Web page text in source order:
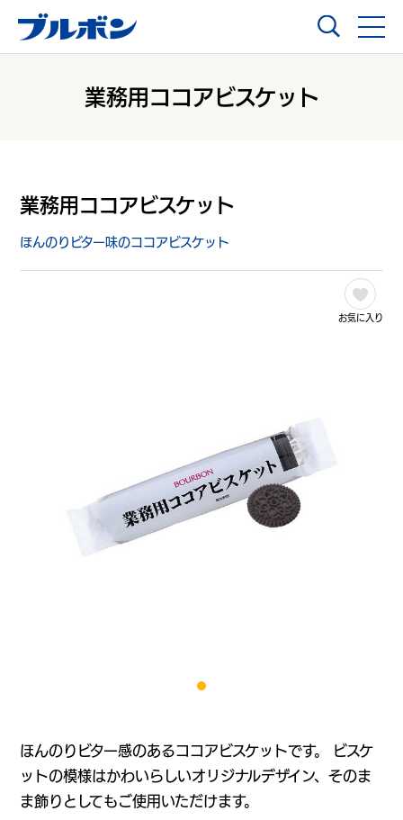
業務用ココアビスケット
業務用ココアビスケット
ほんのりビター味のココアビスケット
お気に入り
ほんのりビター感のあるココアビスケットです。 ビスケ
ットの模様はかわいらしいオリジナルデザイン、そのま
ま飾りとしてもご使用いただけます。